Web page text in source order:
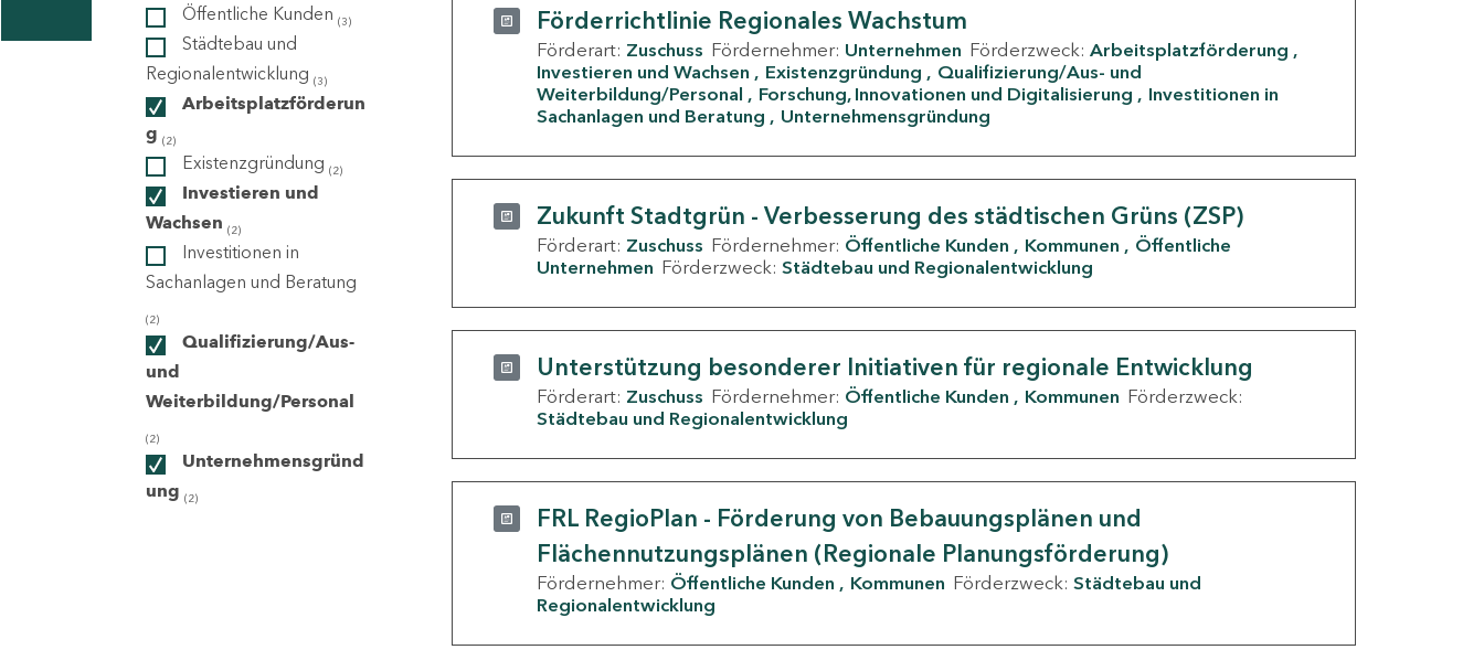
Öffentliche Kunden (3)
Städtebau und
Regionalentwicklung (3)
Arbeitsplatzförderun
g (2)
Existenzgründung (2)
Investieren und
Wachsen (2)
Investitionen in
Sachanlagen und Beratung
(2)
Qualifizierung/Aus-
und
Weiterbildung/Personal
(2)
Unternehmensgründ
ung (2)
Förderrichtlinie Regionales Wachstum
Förderart: Zuschuss Fördernehmer: Unternehmen Förderzweck: Arbeitsplatzförderung
Investieren und Wachsen
Existenzgründung
Qualifizierung/Aus- und
Weiterbildung/Personal
Forschung, Innovationen und Digitalisierung
Investitionen in
Sachanlagen und Beratung
Unternehmensgründung
Zukunft Stadtgrün - Verbesserung des städtischen Grüns (ZSP)
Förderart: Zuschuss Fördernehmer: Öffentliche Kunden Kommunen
Öffentliche
Unternehmen Förderzweck: Städtebau und Regionalentwicklung
Unterstützung besonderer Initiativen für regionale Entwicklung
Förderart: Zuschuss Fördernehmer: Öffentliche Kunden Kommunen Förderzweck:
Städtebau und Regionalentwicklung
FRL RegioPlan - Förderung von Bebauungsplänen und
Flächennutzungsplänen (Regionale Planungsförderung)
Fördernehmer: Öffentliche Kunden Kommunen Förderzweck: Städtebau und
Regionalentwicklung